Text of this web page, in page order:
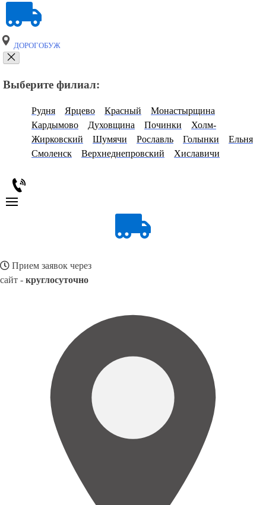
ДОРОГОБУЖ
Выберите филиал:
Рудня Ярцево Красный
Монастырщина
Кардымово
Духовщина Починки
Холм-
Жирковский
Шумячи Рославль Голынки
Ельня
Смоленск
Верхнеднепровский Хиславичи
Прием заявок через
сайт - круглосуточно